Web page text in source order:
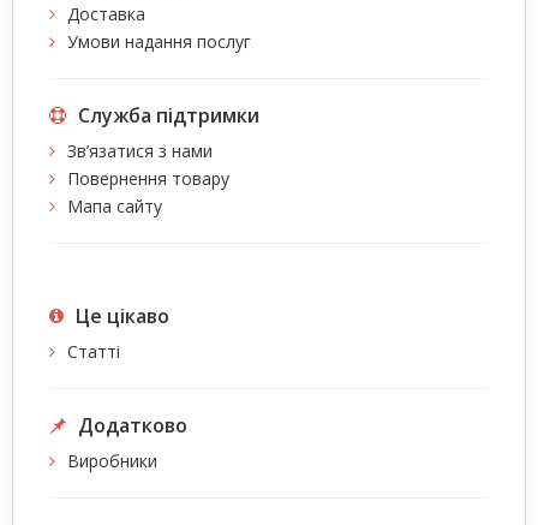
Доставка
Умови надання послуг
Служба підтримки
Зв’язатися з нами
Повернення товару
Мапа сайту
Це цiкаво
Статті
Додатково
Виробники